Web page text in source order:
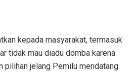
kepada masyarakat, termasuk
tidak mau diadu domba karena
pilihan jelang Pemilu mendatang.